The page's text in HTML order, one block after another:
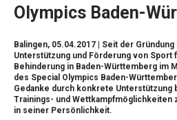
Olympics Baden-
Balingen, 05.04.2017 | Seit der
Unterstützung und Förderung von
Behinderung in Baden-Württemberg im
des Special Olympics Baden-
Gedanke durch konkrete Unterstützung
Trainings- und Wettkampfmöglichkeiten
in seiner Persönlichkeit.